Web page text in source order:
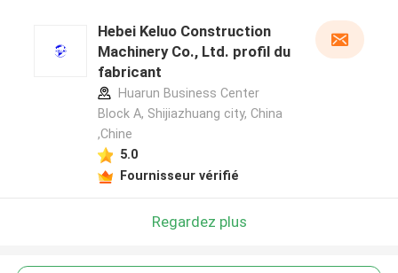
Hebei Keluo Construction
Machinery Co., Ltd. profil du
fabricant
Huarun Business Center
Block A, Shijiazhuang city, China
,Chine
5.0
Fournisseur vérifié
Regardez plus